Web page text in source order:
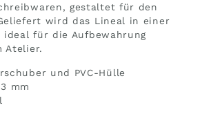
gestaltet für den
wird das Lineal in einer
für die Aufbewahrung
Atelier.
und PVC-Hülle
mm